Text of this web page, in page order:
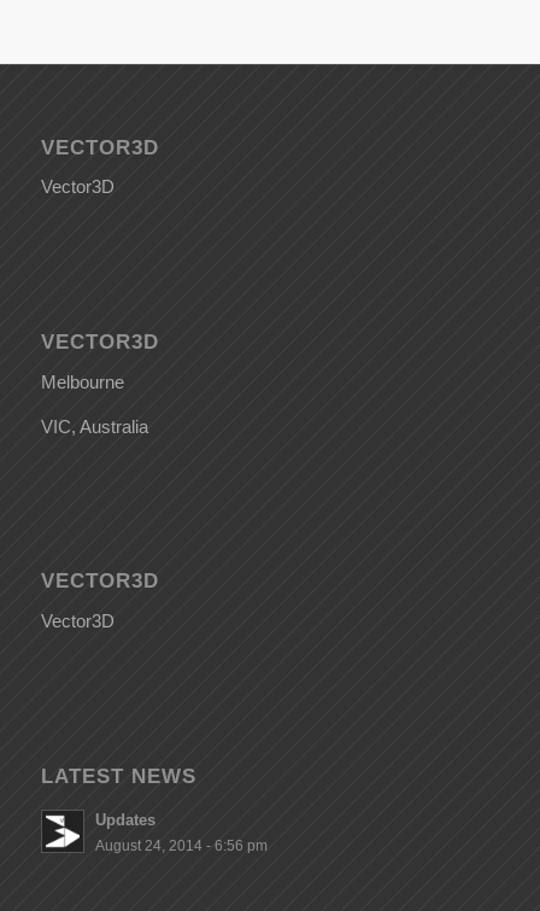
VECTOR3D
Vector3D
VECTOR3D
Melbourne
VIC, Australia
VECTOR3D
Vector3D
LATEST NEWS
Updates
August 24, 2014 - 6:56 pm